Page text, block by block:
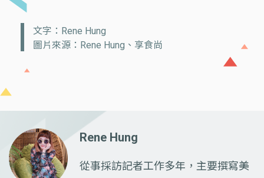
文字：Rene Hung
圖片來源：Rene Hung、享食尚
Rene Hung
從事採訪記者工作多年，主要撰寫美